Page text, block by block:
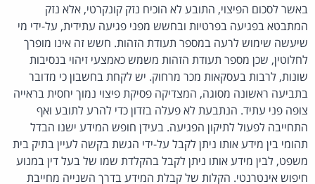
באשר לסכום הפיצוי, התובע לא הוכיח נזק קונקרטי, אלא נזק
המתבטא בפגיעה בפרטיות ובחשש מפני פגיעה עתידית, על-ידי מי
שיעשה שימוש לרעה במספר תעודת הזהות. חשש זה אינו מופרך
לחלוטין, שכן מספר תעודת הזהות משמש כאמצעי זיהוי בנסיבות
שונות, לרבות בעסקאות מכר מרחוק. יש לקחת בחשבון כי מדובר
בתביעה ראשונה מסוגה, המצדיקה פסיקת פיצוי נמוך יחסית בראייה
צופה פני עתיד. הנתבעת לא פעלה בזדון כדי להרע לתובע ואף
התחייבה לפעול לתיקון הפגיעה. בעידן חופש המידע ישנו הבדל
תהומי בין מידע אותו ניתן לקבל על-ידי הגשת בקשה לעיין בתיק בית
משפט, לבין מידע אותו ניתן לקבל בהקלדת שמו של בעל דין במנוע
חיפוש אינטרנטי. הקלות של קבלת המידע בדרך השנייה מחייבת